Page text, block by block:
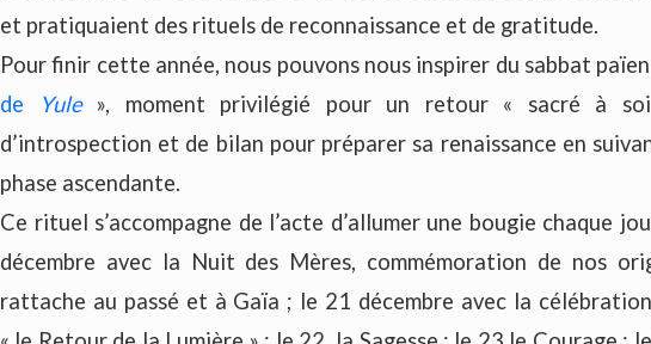
et pratiquaient des rituels de reconnaissance et de gratitude.
Pour finir cette année, nous pouvons nous inspirer du sabbat
de
Yule
», moment privilégié pour un retour « sacré à
d’introspection et de bilan pour préparer sa renaissance en
phase ascendante.
Ce rituel s’accompagne de l’acte d’allumer une bougie chaque
décembre avec la Nuit des Mères, commémoration de nos
rattache au passé et à Gaïa ; le 21 décembre avec la